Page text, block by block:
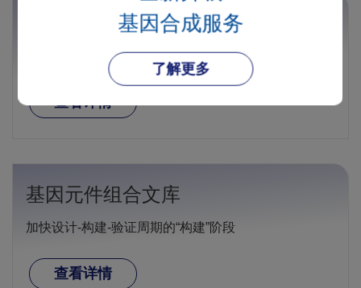
质粒DNA制备
交付周期更短，定制更灵活
查看详情
基因元件组合文库
加快设计-构建-验证周期的“构建”阶段
查看详情